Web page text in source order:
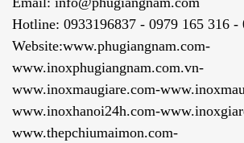
Hotline: 0933196837 - 0979 165 316 -
Website:www.phugiangnam.com-
www.inoxphugiangnam.com.vn-
www.inoxmaugiare.com-
www.inoxhanoi24h.com-
www.thepchiumaimon.com-